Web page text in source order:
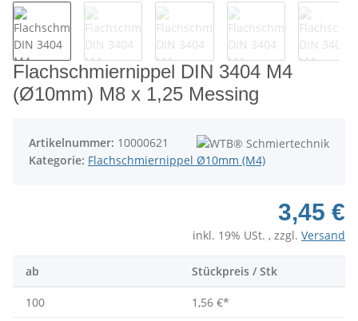
Flachschmiernippel DIN 3404 M4
(Ø10mm) M8 x 1,25 Messing
Artikelnummer: 10000621
Kategorie: Flachschmiernippel Ø10mm (M4)
3,45 €
inkl. 19% USt. , zzgl. Versand
ab Stückpreis / Stk
100 1,56 €*